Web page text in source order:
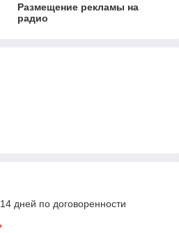
Размещение рекламы на
радио
дней по договоренности